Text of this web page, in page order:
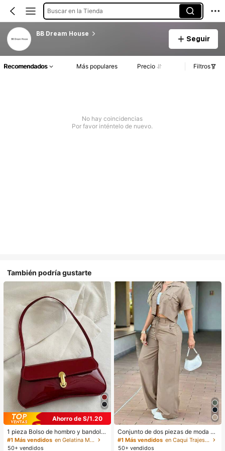
Buscar en la Tienda
BB Dream House
Seguir
Recomendados Más populares Precio Filtros
No hay coincidencias
Por favor inténtelo de nuevo.
También podría gustarte
Ahorro de S/1.20
1 pieza Bolso de hombro y bandoler
a de cuero sintético aceitado retro
para mujer, adecuado para citas, sa
#1 Más vendidos
en Gelatina Monedero
50+ vendidos
Conjunto de dos piezas de moda de
verano para mujer de unicolor casu
al: top de manga corta con cuello y
#1 Más vendidos
en Caqui Trajes de dos piezas para mujer
50+ vendidos